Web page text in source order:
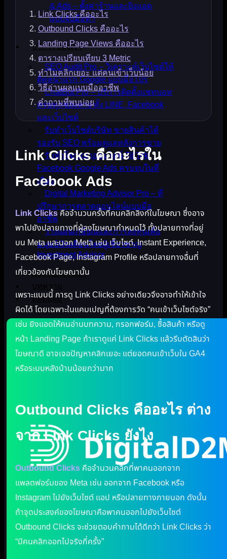
& Ads – ตั้งค่าร้านและยิงแอด
แบบจับมือทำ
บริการของเรา
SEO Audit Pro – วิเคราะห์เว็บไซต์ให้
ติดหน้าแรก Google แบบมือโปร
ChatBot Pro – บริการติดตั้งแชทบอท
ครบทุกช่องทาง ทั้ง LINE, Facebook
และเว็บไซต์
รับทำเว็บไซต์บริษัท ขายสินค้าได้
รองรับ SEO พร้อมดูแลหลังการขาย
รับทำโฆษณาออนไลน์ TikTok
Facebook Google Ads ครบจบในที่
เดียว
Digital Marketing Advisor Pro – ที่
ปรึกษาการตลาดออนไลน์แบบมือ
อาชีพ
วางแผนเกษียณและการลงทุนเพื่อ
มนุษย์เงินเดือนโดยผู้เชี่ยวชาญ
Investment Advisor
ผลงานที่ผ่านมา
ติดต่อผม
Link Clicks คืออะไร
Outbound Clicks คืออะไร
Landing Page Views คืออะไร
ตารางเปรียบเทียบ 3 Metric
ทำไมคลิกเยอะ แต่คนเข้าเว็บน้อย
วิธีอ่านผลแบบมืออาชีพ
คำถามที่พบบ่อย
Link Clicks คืออะไรใน
Facebook Ads
Link Clicks คือจำนวนครั้งที่คนคลิกลิงก์ในโฆษณา ซึ่งอาจ
พาไปยังปลายทางที่ผู้ลงโฆษณากำหนดไว้ ทั้งปลายทางที่อยู่
บน Meta และนอก Meta เช่น เว็บไซต์, Instant Experience,
Facebook Page, Instagram Profile หรือปลายทางอื่นที่
เกี่ยวข้องกับโฆษณานั้น
เพราะแบบนี้ การดู Link Clicks อย่างเดียวจึงอาจทำให้เข้าใจ
ผิดได้ โดยเฉพาะในแคมเปญที่ต้องการวัด “คนเข้าเว็บไซต์จริง”
เช่น ยิงแอดให้คนอ่านบทความ, กรอกฟอร์ม, ซื้อสินค้า หรือดู
หน้า Landing Page ถ้าเราดูแค่ Link Clicks แล้วรีบตัดสินว่า
โฆษณาดี อาจเจอปัญหาคลิกเยอะ แต่ยอดคนเข้าเว็บใน GA4
หรือระบบหลังบ้านน้อยกว่ามาก
Outbound Clicks คืออะไร ต่าง
จาก Link Clicks ยังไง
Outbound Clicks คือจำนวนคลิกที่พาคนออกจาก
แพลตฟอร์มของ Meta เช่น ออกจาก Facebook หรือ
Instagram ไปยังเว็บไซต์ แอป หรือปลายทางภายนอก ดังนั้น
ถ้าจุดประสงค์ของโฆษณาคือพาคนออกไปยังเว็บไซต์
Outbound Clicks จะช่วยตอบคำถามได้ดีกว่า Link Clicks ว่า
“มีคนคลิกออกไปจริงกี่ครั้ง”